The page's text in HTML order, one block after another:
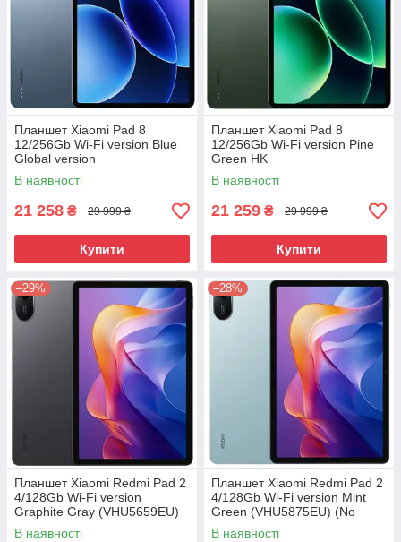
Планшет Xiaomi Pad 8
12/256Gb Wi-Fi version Blue
Global version
В наявності
21 258 ₴ 29 999 ₴
Купити
Планшет Xiaomi Pad 8
12/256Gb Wi-Fi version Pine
Green HK
В наявності
21 259 ₴ 29 999 ₴
Купити
–29%
Планшет Xiaomi Redmi Pad 2
4/128Gb Wi-Fi version
Graphite Gray (VHU5659EU)
(No Adapter) UA UCRF
В наявності
–28%
Планшет Xiaomi Redmi Pad 2
4/128Gb Wi-Fi version Mint
Green (VHU5875EU) (No
Adapter) UA UCRF
В наявності